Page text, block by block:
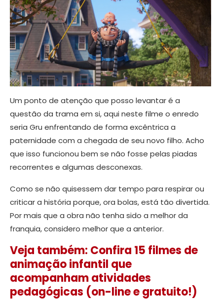
Um ponto de atenção que posso levantar é a
questão da trama em si, aqui neste filme o enredo
seria Gru enfrentando de forma excêntrica a
paternidade com a chegada de seu novo filho. Acho
que isso funcionou bem se não fosse pelas piadas
recorrentes e algumas desconexas.
Como se não quisessem dar tempo para respirar ou
criticar a história porque, ora bolas, está tão divertida.
Por mais que a obra não tenha sido a melhor da
franquia, considero melhor que a anterior.
Veja também: Confira 15 filmes de
animação infantil que
acompanham atividades
pedagógicas (on-line e gratuito!)